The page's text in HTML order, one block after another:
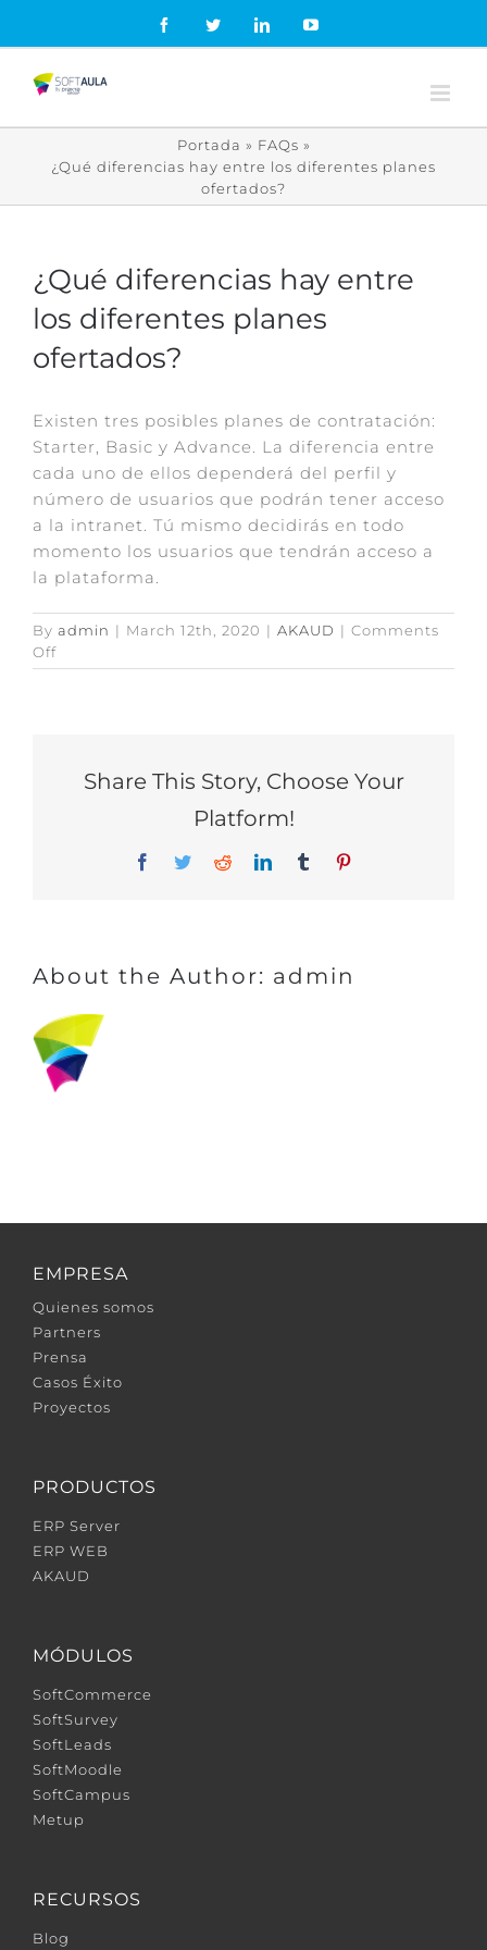
FacebookTwitter LinkedIn
Portada » FAQs »
¿Qué diferencias hay entre los diferentes planes
ofertados?
¿Qué diferencias hay entre
los diferentes planes
ofertados?
Existen tres posibles planes de contratación:
Starter, Basic y Advance. La diferencia entre
cada uno de ellos dependerá del perfil y
número de usuarios que podrán tener acceso
a la intranet. Tú mismo decidirás en todo
momento los usuarios que tendrán acceso a
la plataforma.
By admin | March 12th, 2020 | AKAUD | Comments
Offon
¿Qué
diferentes
Share This Story, Choose Your
Platform!
Facebook
TwitterReddit LinkedIn
Tumblr
About the Author: admin
EMPRESA
Quienes somos
Partners
Prensa
Casos Éxito
Proyectos
PRODUCTOS
ERP Server
ERP WEB
AKAUD
MÓDULOS
SoftCommerce
SoftSurvey
SoftLeads
SoftMoodle
SoftCampus
Metup
RECURSOS
Blog